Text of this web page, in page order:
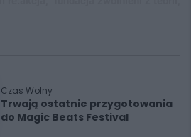
Czas Wolny
Trwają ostatnie przygotowania
do Magic Beats Festival